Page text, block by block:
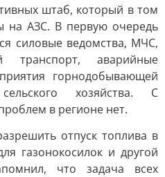
штаб, который в том
на АЗС. В первую очередь
силовые ведомства, МЧС,
транспорт, аварийные
горнодобывающей
хозяйства. С
в регионе нет.
отпуск топлива в
газонокосилок и другой
что задача всех